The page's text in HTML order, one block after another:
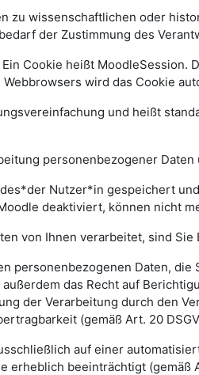
zu wissenschaftlichen oder
der Zustimmung des
Cookie heißt
wird das Cookie
und heißt
personenbezogener
Nutzer*in gespeichert
deaktiviert, können nicht
von Ihnen verarbeitet, sind
personenbezogenen Daten,
das Recht auf
der Verarbeitung durch den
(gemäß Art. 20
auf einer
erheblich beeinträchtigt (gemäß